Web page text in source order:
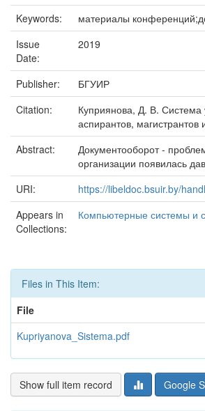
Keywords:
материалы
Issue
Date:
2019
Publisher:
БГУИР
Citation:
Куприянова, Д. В.
аспирантов,
Abstract:
Документооборот -
организации появилась
URI:
https://libeldoc.bsuir.by/
Appears in
Collections:
Компьютерные системы и
Files in This Item:
File
Kupriyanova_Sistema.pdf
Show full item record Google